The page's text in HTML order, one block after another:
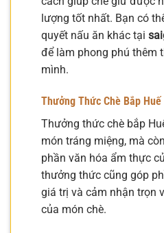
lượng tốt nhất. Bạn có
quyết nấu ăn khác tại
để làm phong phú thêm
mình.
Thưởng Thức Chè Bắp Huế
Thưởng thức chè bắp
món tráng miệng, mà
phần văn hóa ẩm thực
thưởng thức cũng góp
giá trị và cảm nhận trọn
của món chè.